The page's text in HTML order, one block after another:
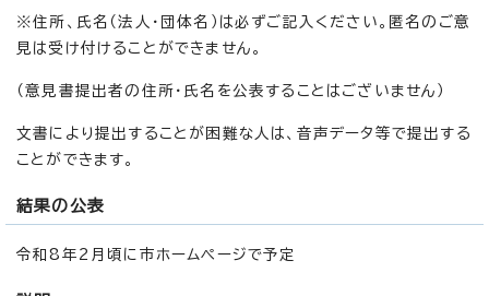
※住所、氏名（法人・団体名）は必ずご記入ください。匿名のご意
見は受け付けることができません。
（意見書提出者の住所・氏名を公表することはございません）
文書により提出することが困難な人は、音声データ等で提出する
ことができます。
結果の公表
令和8年2月頃に市ホームページで予定